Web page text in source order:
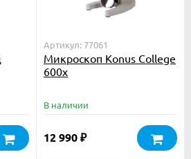
Артикул: 77061
Микроскоп Konus College
600x
В наличии
12 990 ₽